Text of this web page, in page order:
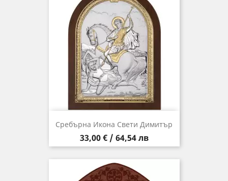
Сребърна Икона Свети Димитър
Цена
33,00 € / 64,54 лв